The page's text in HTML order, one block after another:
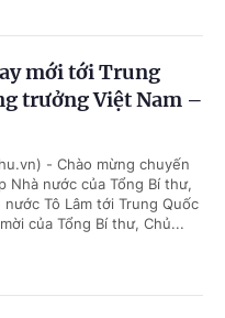
mới tới Trung
trưởng Việt Nam –
- Chào mừng chuyến
Nhà nước của Tổng Bí thư,
nước Tô Lâm tới Trung Quốc
của Tổng Bí thư, Chủ...